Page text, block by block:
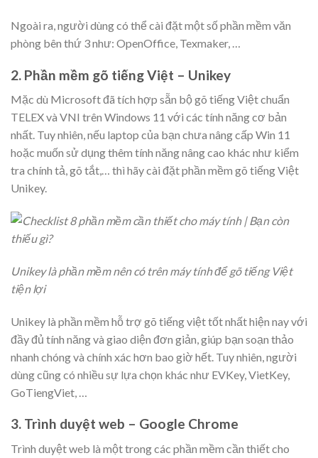
Ngoài ra, người dùng có thể cài đặt một số phần mềm văn
phòng bên thứ 3 như: OpenOffice, Texmaker, …
2. Phần mềm gõ tiếng Việt – Unikey
Mặc dù Microsoft đã tích hợp sẵn bộ gõ tiếng Việt chuẩn
TELEX và VNI trên Windows 11 với các tính năng cơ bản
nhất. Tuy nhiên, nếu laptop của bạn chưa nâng cấp Win 11
hoặc muốn sử dụng thêm tính năng nâng cao khác như kiểm
tra chính tả, gõ tắt,… thì hãy cài đặt phần mềm gõ tiếng Việt
Unikey.
Unikey là phần mềm nên có trên máy tính để gõ tiếng Việt
tiện lợi
Unikey là phần mềm hỗ trợ gõ tiếng việt tốt nhất hiện nay với
đầy đủ tính năng và giao diện đơn giản, giúp bạn soạn thảo
nhanh chóng và chính xác hơn bao giờ hết. Tuy nhiên, người
dùng cũng có nhiều sự lựa chọn khác như EVKey, VietKey,
GoTiengViet, …
3. Trình duyệt web – Google Chrome
Trình duyệt web là một trong các phần mềm cần thiết cho